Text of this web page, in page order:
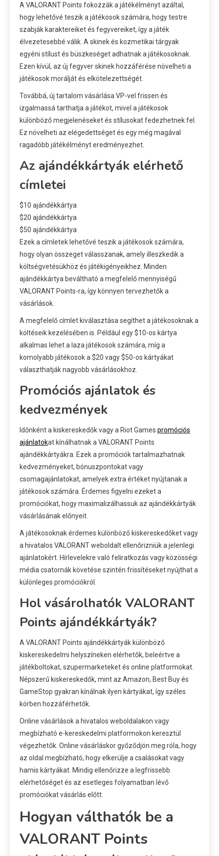
A VALORANT Points fokozzák a játékélményt azáltal,
hogy lehetővé teszik a játékosok számára, hogy testre
szabják karaktereiket és fegyvereiket, így a játék
élvezetesebbé válik. A skinek és kozmetikai tárgyak
egyéni stílust és büszkeséget adhatnak a játékosoknak.
Ezen kívül, az új fegyver skinek hozzáférése növelheti a
játékosok morálját és elkötelezettségét.
Továbbá, új tartalom vásárlása VP-vel frissen és
izgalmassá tarthatja a játékot, mivel a játékosok
különböző megjelenéseket és stílusokat fedezhetnek fel.
Ez növelheti az elégedettséget és egy még magával
ragadóbb játékélményt eredményezhet.
Az ajándékkártyák elérhető
címletei
$10 ajándékkártya
$20 ajándékkártya
$50 ajándékkártya
Ezek a címletek lehetővé teszik a játékosok számára,
hogy olyan összeget válasszanak, amely illeszkedik a
költségvetésükhöz és játékigényeikhez. Minden
ajándékkártya beváltható a megfelelő mennyiségű
VALORANT Points-ra, így könnyen tervezhetők a
vásárlások.
A megfelelő címlet kiválasztása segíthet a játékosoknak a
költéseik kezelésében is. Például egy $10-os kártya
alkalmas lehet a laza játékosok számára, míg a
komolyabb játékosok a $20 vagy $50-os kártyákat
választhatják nagyobb vásárlásokhoz.
Promóciós ajánlatok és
kedvezmények
Időnként a kiskereskedők vagy a Riot Games promóciós
ajánlatokat kínálhatnak a VALORANT Points
ajándékkártyákra. Ezek a promóciók tartalmazhatnak
kedvezményeket, bónuszpontokat vagy
csomagajánlatokat, amelyek extra értéket nyújtanak a
játékosok számára. Érdemes figyelni ezeket a
promóciókat, hogy maximalizálhassuk az ajándékkártyák
vásárlásának előnyeit.
A játékosoknak érdemes különböző kiskereskedőket vagy
a hivatalos VALORANT weboldalt ellenőrizniük a jelenlegi
ajánlatokért. Hírlevelekre való feliratkozás vagy közösségi
média csatornák követése szintén frissítéseket nyújthat a
különleges promóciókról.
Hol vásárolhatók VALORANT
Points ajándékkártyák?
A VALORANT Points ajándékkártyák különböző
kiskereskedelmi helyszíneken elérhetők, beleértve a
játékboltokat, szupermarketeket és online platformokat.
Népszerű kiskereskedők, mint az Amazon, Best Buy és
GameStop gyakran kínálnak ilyen kártyákat, így széles
körben hozzáférhetők.
Online vásárlások a hivatalos weboldalakon vagy
megbízható e-kereskedelmi platformokon keresztül
végezhetők. Online vásárláskor győződjön meg róla, hogy
az oldal megbízható, hogy elkerülje a csalásokat vagy
hamis kártyákat. Mindig ellenőrizze a legfrissebb
elérhetőséget és az esetleges folyamatban lévő
promóciókat vásárlás előtt.
Hogyan válthatók be a
VALORANT Points